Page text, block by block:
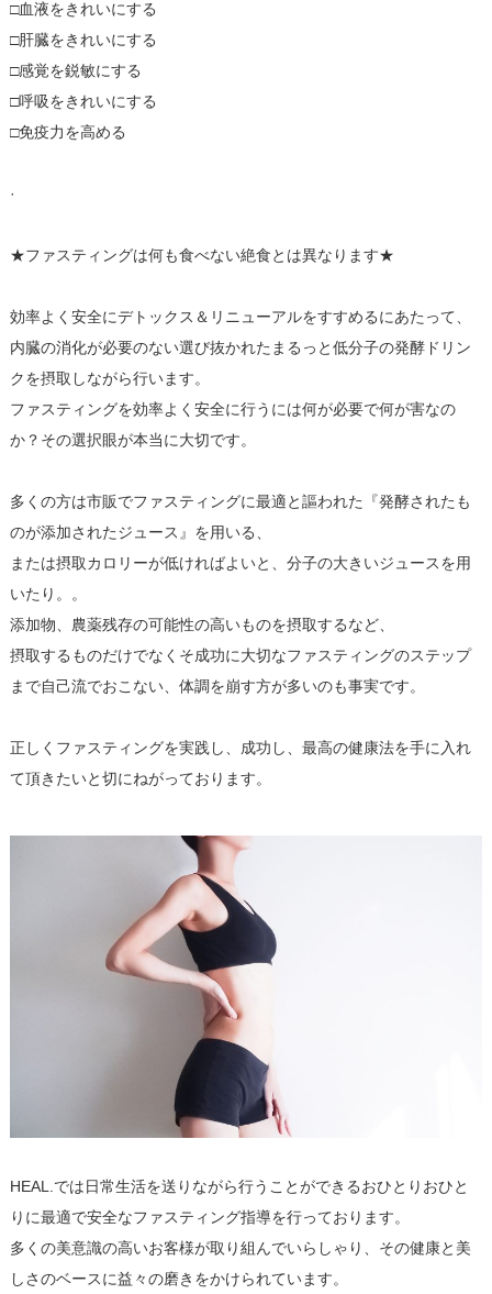
□血液をきれいにする
□肝臓をきれいにする
□感覚を鋭敏にする
□呼吸をきれいにする
□免疫力を高める
·
★ファスティングは何も食べない絶食とは異なります★
効率よく安全にデトックス＆リニューアルをすすめるにあたって、
内臓の消化が必要のない選び抜かれたまるっと低分子の発酵ドリン
クを摂取しながら行います。
ファスティングを効率よく安全に行うには何が必要で何が害なの
か？その選択眼が本当に大切です。
多くの方は市販でファスティングに最適と謳われた『発酵されたも
のが添加されたジュース』を用いる、
または摂取カロリーが低ければよいと、分子の大きいジュースを用
いたり。。
添加物、農薬残存の可能性の高いものを摂取するなど、
摂取するものだけでなくそ成功に大切なファスティングのステップ
まで自己流でおこない、体調を崩す方が多いのも事実です。
正しくファスティングを実践し、成功し、最高の健康法を手に入れ
て頂きたいと切にねがっております。
HEAL.では日常生活を送りながら行うことができるおひとりおひと
りに最適で安全なファスティング指導を行っております。
多くの美意識の高いお客様が取り組んでいらしゃり、その健康と美
しさのベースに益々の磨きをかけられています。